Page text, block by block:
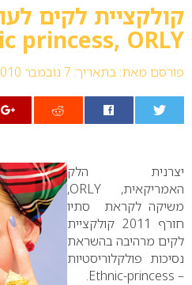
קולקציית לקים
princess, ORLY
פורסם מאת: בתאריך: 7 נובמבר 2010
יצרנית הלק
האמריקאית, ORLY
,
משיקה לקראת סתיו
חורף 2011 קולקציית
לקים מרהיבה בהשראת
נסיכות פולקלוריסטיות
–
Ethnic-princess
.